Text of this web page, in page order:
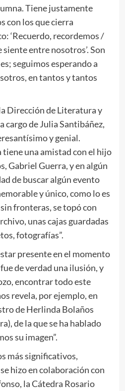
Tiene justamente
con los que cierra
‘Recuerdo, recordemos /
entre nosotros’. Son
seguimos esperando a
en tantos y tantos
Dirección de Literatura y
cargo de Julia Santibáñez,
y genial.
una amistad con el hijo
Gabriel Guerra, y en algún
de buscar algún evento
y único, como lo es
fronteras, se topó con
unas cajas guardadas
fotografías”.
presente en el momento
de verdad una ilusión, y
encontrar todo este
revela, por ejemplo, en
de Herlinda Bolaños
de la que se ha hablado
su imagen”.
más significativos,
hizo en colaboración con
la Cátedra Rosario